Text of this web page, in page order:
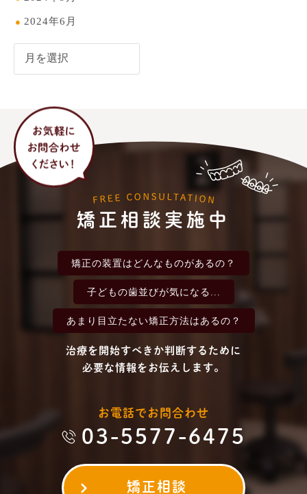
2024年6月
矯正相談実施中
矯正の装置は どんなものがあるの？
子どもの歯並びが気になる...
あまり目立たない矯正方法はあるの？
治療を開始すべきか判断するために
必要な情報をお伝えします。
お電話でお問合わせ
03-5577-6475
矯正相談